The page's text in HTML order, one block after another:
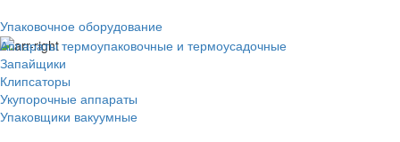
Упаковочное оборудование
Аппараты термоупаковочные и термоусадочные
Запайщики
Клипсаторы
Укупорочные аппараты
Упаковщики вакуумные